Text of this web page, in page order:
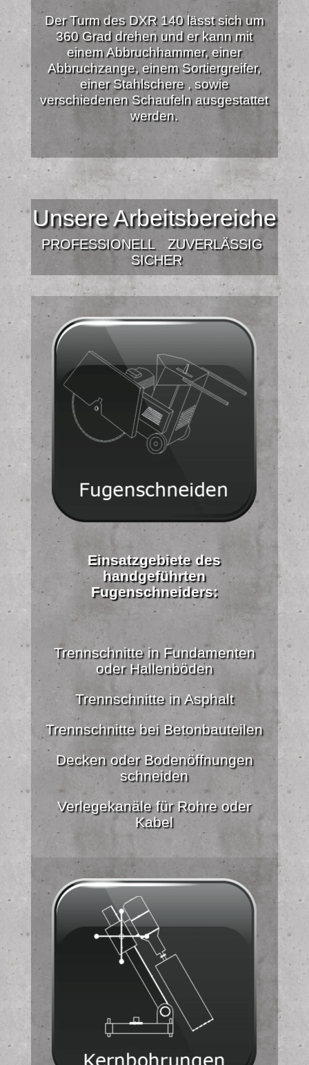
Der Turm des DXR 140 lässt sich um
360 Grad drehen und er kann mit
einem Abbruchhammer, einer
Abbruchzange, einem Sortiergreifer,
einer Stahlschere , sowie
verschiedenen Schaufeln ausgestattet
werden.
Unsere Arbeitsbereiche
PROFESSIONELLZUVERLÄSSIG
SICHER
Einsatzgebiete des
handgeführten
Fugenschneiders:
Trennschnitte in Fundamenten
oder Hallenböden
Trennschnitte in Asphalt
Trennschnitte bei Betonbauteilen
Decken oder Bodenöffnungen
schneiden
Verlegekanäle für Rohre oder
Kabel